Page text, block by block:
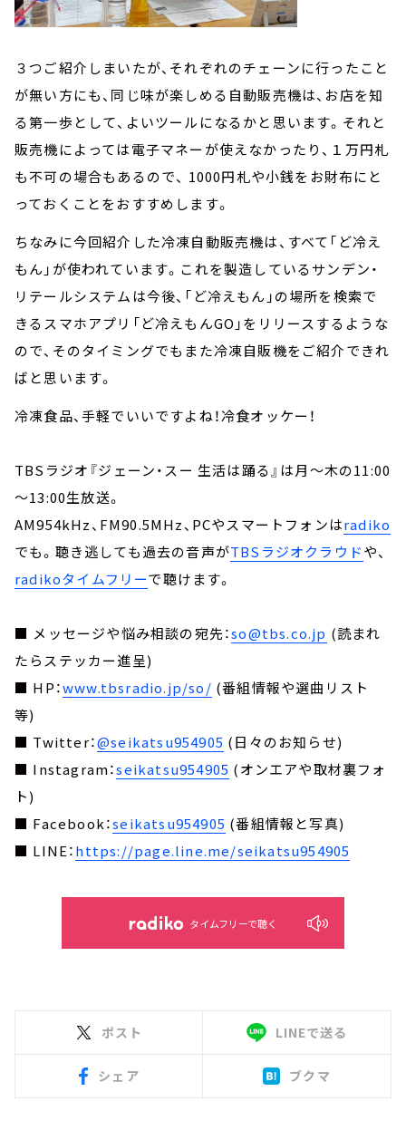
３つご紹介しまいたが、それぞれのチェーンに行ったこと
が無い方にも、同じ味が楽しめる自動販売機は、お店を知
る第一歩として、よいツールになるかと思います。それと
販売機によっては電子マネーが使えなかったり、１万円札
も不可の場合もあるので、 1000円札や小銭をお財布にと
っておくことをおすすめします。
ちなみに今回紹介した冷凍自動販売機は、すべて「ど冷え
もん」が使われています。これを製造しているサンデン・
リテールシステムは今後、「ど冷えもん」の場所を検索で
きるスマホアプリ「ど冷えもんGO」をリリースするような
ので、そのタイミングでもまた冷凍自販機をご紹介できれ
ばと思います。
冷凍食品、手軽でいいですよね！冷食オッケー！
TBSラジオ『ジェーン・スー 生活は踊る』は月～木の11:00
～13:00生放送。
AM954kHz、FM90.5MHz、PCやスマートフォンはradiko
でも。聴き逃しても過去の音声がTBSラジオクラウドや、
radikoタイムフリーで聴けます。
■ メッセージや悩み相談の宛先：so@tbs.co.jp (読まれ
たらステッカー進呈)
■ HP：www.tbsradio.jp/so/ (番組情報や選曲リスト
等)
■ Twitter：@seikatsu954905 (日々のお知らせ)
■ Instagram：seikatsu954905 (オンエアや取材裏フォ
ト)
■ Facebook：seikatsu954905 (番組情報と写真)
■ LINE：https://page.line.me/seikatsu954905
タイムフリーで聴く
ポスト LINEで送る
シェア ブクマ